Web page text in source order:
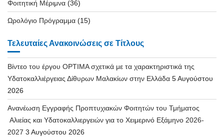
Φοιτητική Μέριμνα (36)
Ωρολόγιο Πρόγραμμα (15)
Τελευταίες Ανακοινώσεις σε Τίτλους
Βίντεο του έργου OPTIMA σχετικά με τα χαρακτηριστικά της
Υδατοκαλλιέργειας Δίθυρων Μαλακίων στην Ελλάδα 5 Αυγούστου
2026
Ανανέωση Εγγραφής Προπτυχιακών Φοιτητών του Τμήματος
Αλιείας και Υδατοκαλλιεργειών για το Χειμερινό Εξάμηνο 2026-
2027 3 Αυγούστου 2026